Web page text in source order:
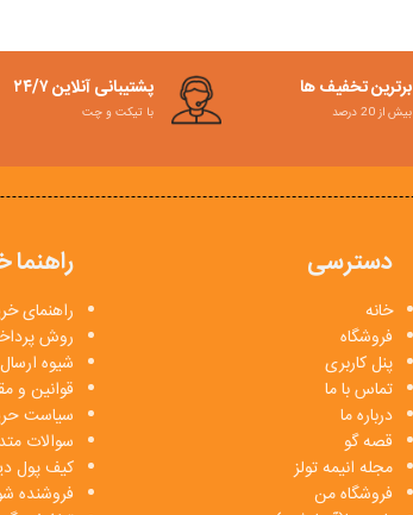
برترین تخفیف ها
بیش از 20 درصد
پشتیبانی آنلاین ۲۴/۷
با تیکت و چت
دسترسی
خانه
فروشگاه
پنل کاربری
تماس با ما
درباره ما
قصه گو
مجله انیمه تولز
فروشگاه من
راهنما
راهنمای
روش
شیوه ارسال
قوانین و
سیاست
سوالات
کیف پول
فروشنده